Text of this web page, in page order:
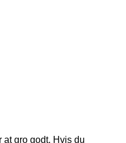
gro godt. Hvis du